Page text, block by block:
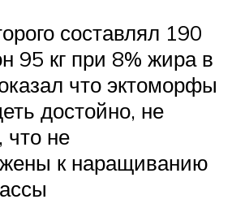
составлял 190
95 кг при 8% жира в
что эктоморфы
достойно, не
что не
к наращиванию